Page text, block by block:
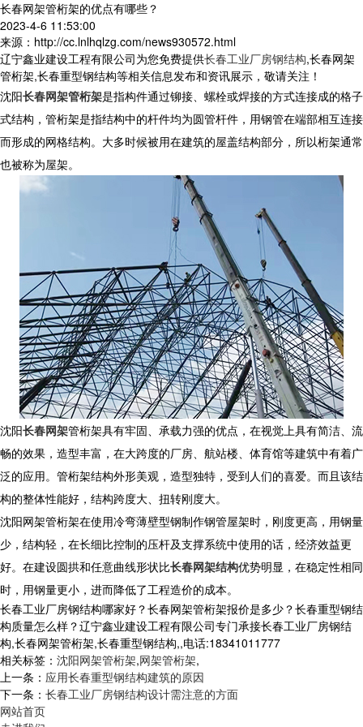
长春网架管桁架的优点有哪些？
2023-4-6 11:53:00
来源：http://cc.lnlhqlzg.com/news930572.html
辽宁鑫业建设工程有限公司为您免费提供长春工业厂房钢结构,长春网架
管桁架,长春重型钢结构等相关信息发布和资讯展示，敬请关注！
沈阳长春网架管桁架是指构件通过铆接、螺栓或焊接的方式连接成的格子
式结构，管桁架是指结构中的杆件均为圆管杆件，用钢管在端部相互连接
而形成的网格结构。大多时候被用在建筑的屋盖结构部分，所以桁架通常
也被称为屋架。
沈阳长春网架管桁架具有牢固、承载力强的优点，在视觉上具有简洁、流
畅的效果，造型丰富，在大跨度的厂房、航站楼、体育馆等建筑中有着广
泛的应用。管桁架结构外形美观，造型独特，受到人们的喜爱。而且该结
构的整体性能好，结构跨度大、扭转刚度大。
沈阳网架管桁架在使用冷弯薄壁型钢制作钢管屋架时，刚度更高，用钢量
少，结构轻，在长细比控制的压杆及支撑系统中使用的话，经济效益更
好。在建设圆拱和任意曲线形状比长春网架结构优势明显，在稳定性相同
时，用钢量更小，进而降低了工程造价的成本。
长春工业厂房钢结构哪家好？长春网架管桁架报价是多少？长春重型钢结
构质量怎么样？辽宁鑫业建设工程有限公司专门承接长春工业厂房钢结
构,长春网架管桁架,长春重型钢结构,,电话:18341011777
相关标签： 沈阳网架管桁架,网架管桁架,
上一条： 应用长春重型钢结构建筑的原因
下一条： 长春工业厂房钢结构设计需注意的方面
网站首页